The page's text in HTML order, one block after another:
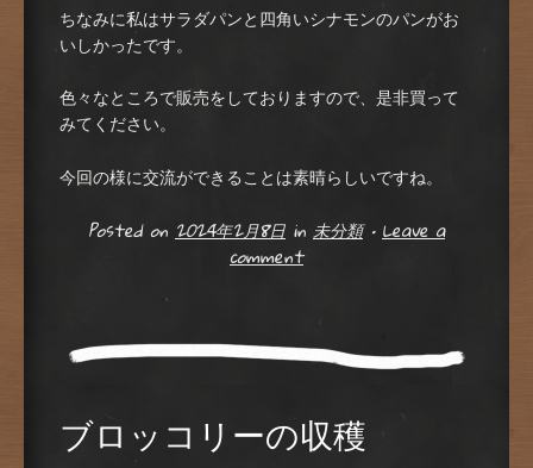
ちなみに私はサラダパンと四角いシナモンのパンがお
いしかったです。
色々なところで販売をしておりますので、是非買って
みてください。
今回の様に交流ができることは素晴らしいですね。
Posted on 2024年2月8日 in 未分類 •Leave a
comment
ブロッコリーの収穫